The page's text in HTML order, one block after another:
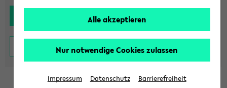
Alle akzeptieren
Nur notwendige Cookies zulassen
Impressum Datenschutz Barrierefreiheit